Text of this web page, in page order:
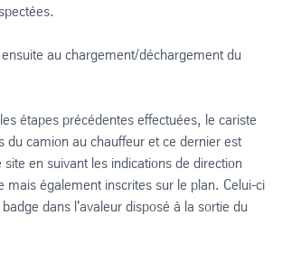
au chargement/déchargement du
étapes précédentes effectuées, le cariste
du camion au chauffeur et ce dernier est
en suivant les indications de direction
mais également inscrites sur le plan. Celui-ci
dans l'avaleur disposé à la sortie du